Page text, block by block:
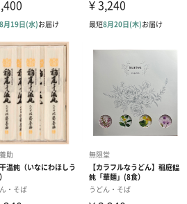
225mm×240mm×55mm
ｇ×4
】25ml×4
7g×7
】130g
日